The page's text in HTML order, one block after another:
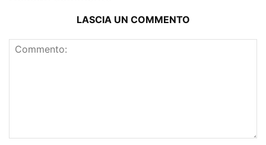
LASCIA UN COMMENTO